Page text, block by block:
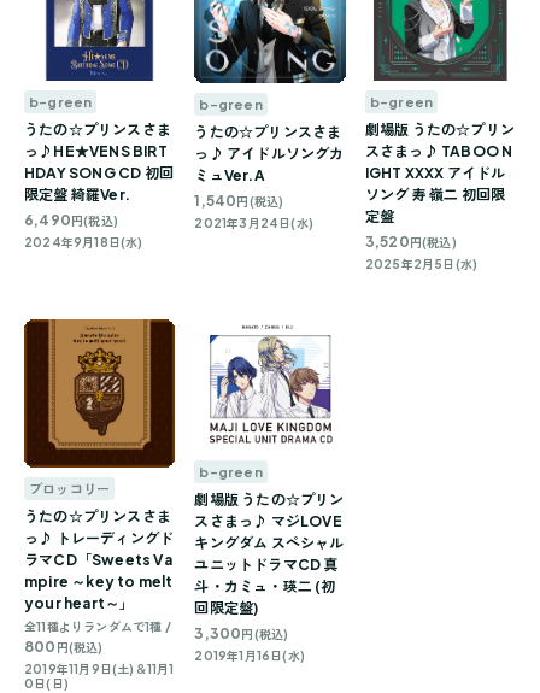
b-green
うたの☆プリンスさま
っ♪HE★VENS BIRT
HDAY SONG CD 初回
限定盤 綺羅Ver.
6,490円(税込)
2024年9月18日(水)
b-green
うたの☆プリンスさま
っ♪ アイドルソングカ
ミュVer.A
1,540円(税込)
2021年3月24日(水)
b-green
劇場版 うたの☆プリン
スさまっ♪ TABOO N
IGHT XXXX アイドル
ソング 寿 嶺二 初回限
定盤
3,520円(税込)
2025年2月5日(水)
ブロッコリー
うたの☆プリンスさま
っ♪ トレーディングド
ラマCD「Sweets Va
mpire ～key to melt
your heart～」
全11種よりランダムで1種 /
800 円(税込)
2019年11月9日(土)＆11月1
0日(日)
b-green
劇場版 うたの☆プリン
スさまっ♪ マジLOVE
キングダム スペシャル
ユニットドラマCD 真
斗・カミュ・瑛二 (初
回限定盤)
3,300円(税込)
2019年1月16日(水)